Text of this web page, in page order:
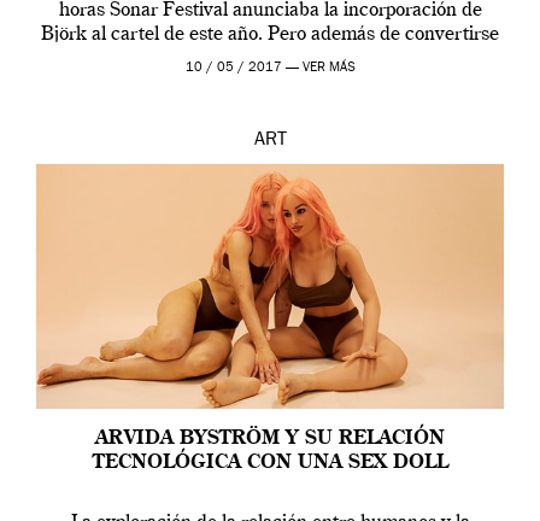
horas Sonar Festival anunciaba la incorporación de
Björk al cartel de este año. Pero además de convertirse
en una de las actuaciones más relevantes […]
10 / 05 / 2017 — VER MÁS
ART
ARVIDA BYSTRÖM Y SU RELACIÓN
TECNOLÓGICA CON UNA SEX DOLL